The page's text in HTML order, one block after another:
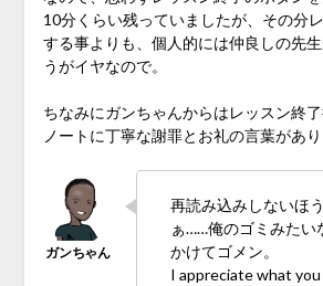
10分くらい残っていましたが、その分
する事よりも、個人的には仲良しの先
うがイヤなので。
ちなみにガンちゃんからはレッスン終
ノートに丁寧な謝罪とお礼の言葉があり
再読み込みしないほ
ぁ……俺のゴミみたい
かけてゴメン。
I appreciate what you